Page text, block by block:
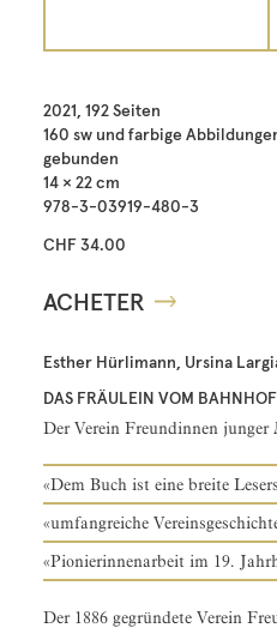
2021, 192 Seiten
160 sw und farbige
gebunden
14 × 22 cm
978-3-03919-480-3
CHF 34.00
ACHETER
Esther Hürlimann, Ursina
DAS FRÄULEIN VOM BAHNHOF
Der Verein Freundinnen junger
«Dem Buch ist eine breite
«umfangreiche
«Pionierinnenarbeit im 19.
Der 1886 gegründete Verein